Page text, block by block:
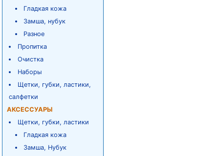
Гладкая кожа
Замша, нубук
Разное
Пропитка
Очистка
Наборы
Щетки, губки, ластики,
салфетки
АКСЕССУАРЫ
Щетки, губки, ластики
Гладкая кожа
Замша, Нубук